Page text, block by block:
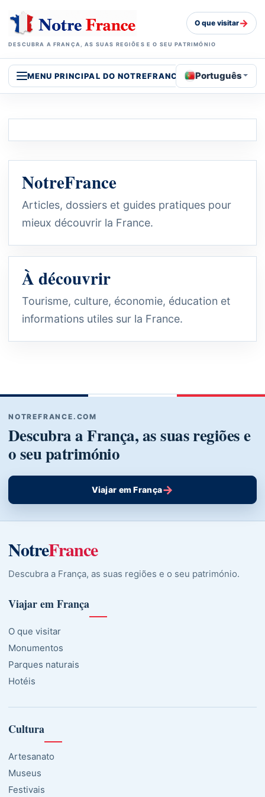
DESCUBRA A FRANÇA, AS SUAS REGIÕES E O SEU PATRIMÓNIO
O que visitar→
MENU PRINCIPAL DO NOTREFRANCE Português
NotreFrance
Articles, dossiers et guides pratiques pour
mieux découvrir la France.
À découvrir
Tourisme, culture, économie, éducation et
informations utiles sur la France.
NOTREFRANCE.COM
Descubra a França, as suas regiões e
o seu património
Viajar em França→
NotreFrance
Descubra a França, as suas regiões e o seu património.
Viajar em França
O que visitar
Monumentos
Parques naturais
Hotéis
Cultura
Artesanato
Museus
Festivais